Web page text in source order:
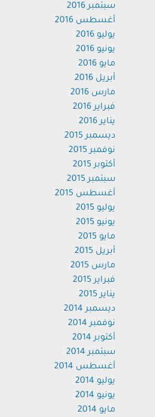
سبتمبر 2016
أغسطس 2016
يوليو 2016
يونيو 2016
مايو 2016
أبريل 2016
مارس 2016
فبراير 2016
يناير 2016
ديسمبر 2015
نوفمبر 2015
أكتوبر 2015
سبتمبر 2015
أغسطس 2015
يوليو 2015
يونيو 2015
مايو 2015
أبريل 2015
مارس 2015
فبراير 2015
يناير 2015
ديسمبر 2014
نوفمبر 2014
أكتوبر 2014
سبتمبر 2014
أغسطس 2014
يوليو 2014
يونيو 2014
مايو 2014